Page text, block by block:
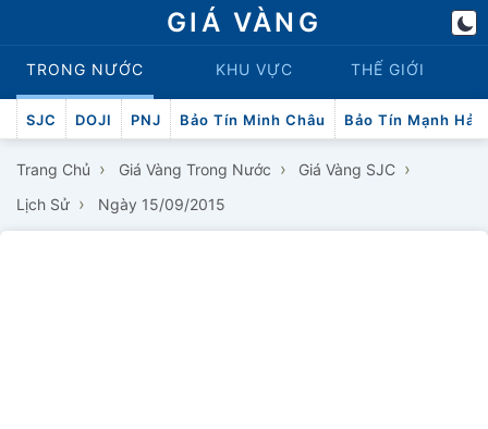
GIÁ VÀNG
TRONG NƯỚC KHU VỰC THẾ GIỚI
SJC DOJI PNJ Bảo Tín Minh Châu Bảo Tín Mạnh Hải
Trang Chủ › Giá Vàng Trong Nước › Giá Vàng SJC ›
Lịch Sử › Ngày 15/09/2015